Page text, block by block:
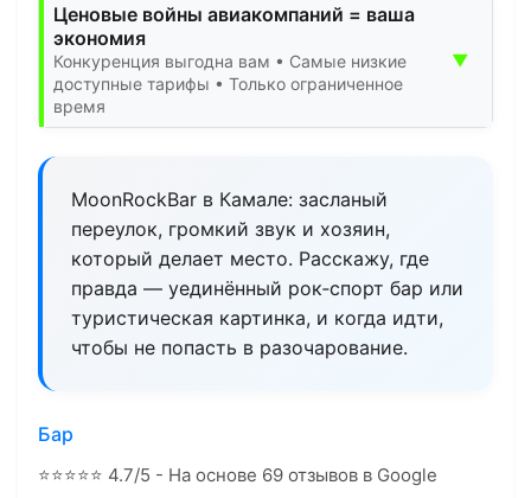
Ценовые войны авиакомпаний = ваша
экономия
Конкуренция выгодна вам • Самые низкие
доступные тарифы • Только ограниченное
время
▼
MoonRockBar в Камале: засланый
переулок, громкий звук и хозяин,
который делает место. Расскажу, где
правда — уединённый рок‑спорт бар или
туристическая картинка, и когда идти,
чтобы не попасть в разочарование.
Бар
⭐⭐⭐⭐⭐ 4.7/5 - На основе 69 отзывов в Google